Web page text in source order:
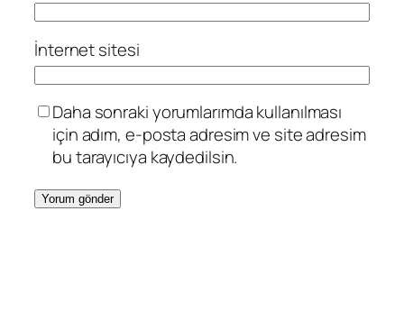
İnternet sitesi
Daha sonraki yorumlarımda kullanılması
için adım, e-posta adresim ve site adresim
bu tarayıcıya kaydedilsin.